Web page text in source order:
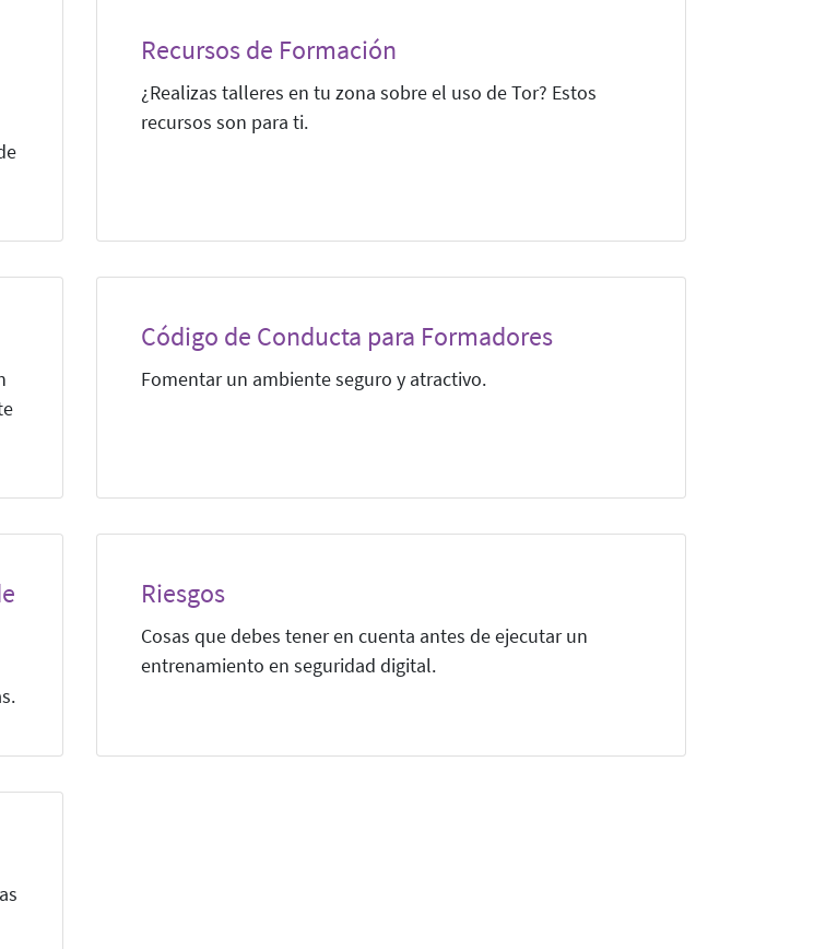
Recursos de Formación
¿Realizas talleres en tu zona sobre el uso de Tor? Estos
recursos son para ti.
Código de Conducta para Formadores
Fomentar un ambiente seguro y atractivo.
Riesgos
Cosas que debes tener en cuenta antes de ejecutar un
entrenamiento en seguridad digital.